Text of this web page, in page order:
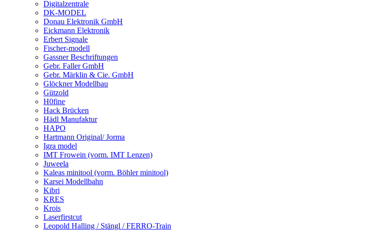
Digitalzentrale
DK-MODEL
Donau Elektronik GmbH
Eickmann Elektronik
Erbert Signale
Fischer-modell
Gassner Beschriftungen
Gebr. Faller GmbH
Gebr. Märklin & Cie. GmbH
Glöckner Modellbau
Gützold
H0fine
Hack Brücken
Hädl Manufaktur
HAPO
Hartmann Original/ Jorma
Igra model
IMT Frowein (vorm. IMT Lenzen)
Juweela
Kaleas minitool (vorm. Böhler minitool)
Karsei Modellbahn
Kibri
KRES
Krois
Laserfirstcut
Leopold Halling / Stängl / FERRO-Train